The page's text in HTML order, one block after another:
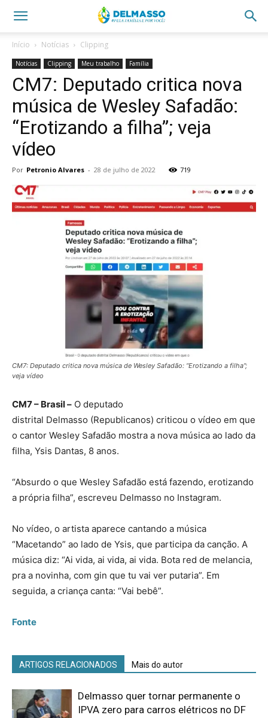
Início Notícias Clipping
Notícias Clipping Meu trabalho Família
CM7: Deputado critica nova
música de Wesley Safadão:
“Erotizando a filha”; veja
vídeo
Por Petronio Alvares - 28 de julho de 2022 719
CM7: Deputado critica nova música de Wesley Safadão: “Erotizando a filha”;
veja vídeo
CM7 – Brasil – O deputado
distrital Delmasso (Republicanos) criticou o vídeo em que
o cantor Wesley Safadão mostra a nova música ao lado da
filha, Ysis Dantas, 8 anos.
“Absurdo o que Wesley Safadão está fazendo, erotizando
a própria filha”, escreveu Delmasso no Instagram.
No vídeo, o artista aparece cantando a música
“Macetando” ao lado de Ysis, que participa da canção. A
música diz: “Ai vida, ai vida, ai vida. Bota red de melancia,
pra a novinha, com gin que tu vai ver putaria”. Em
seguida, a criança canta: “Vai bebê”.
Fonte
ARTIGOS RELACIONADOS Mais do autor
Delmasso quer tornar permanente o
IPVA zero para carros elétricos no DF